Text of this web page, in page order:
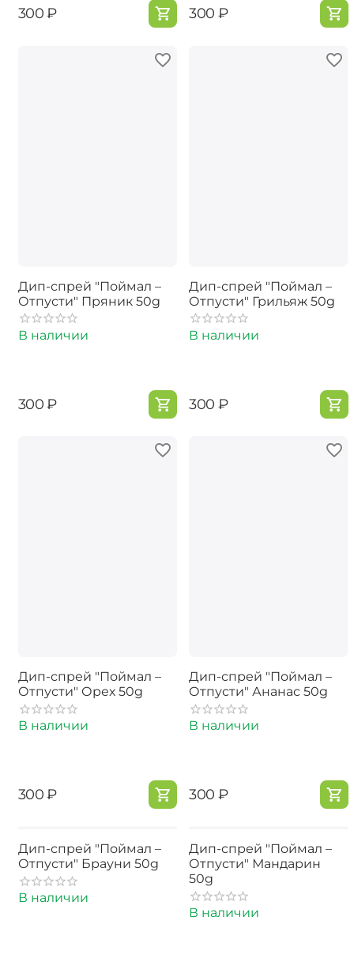
‍300‍ ₽ ‍300‍ ₽
Дип-спрей "Поймал –
Отпусти" Пряник 50g
В наличии
‍300‍ ₽
Дип-спрей "Поймал –
Отпусти" Грильяж 50g
В наличии
‍300‍ ₽
Дип-спрей "Поймал –
Отпусти" Орех 50g
В наличии
‍300‍ ₽
Дип-спрей "Поймал –
Отпусти" Ананас 50g
В наличии
‍300‍ ₽
Дип-спрей "Поймал –
Отпусти" Брауни 50g
В наличии
Дип-спрей "Поймал –
Отпусти" Мандарин
50g
В наличии